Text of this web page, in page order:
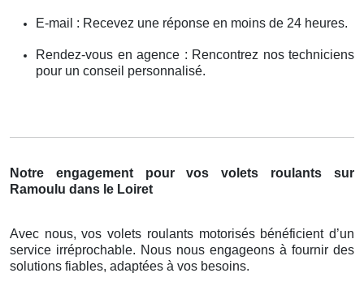
E-mail : Recevez une réponse en moins de 24 heures.
Rendez-vous en agence : Rencontrez nos techniciens
pour un conseil personnalisé.
Notre engagement pour vos volets roulants sur
Ramoulu dans le Loiret
Avec nous, vos volets roulants motorisés bénéficient d’un
service irréprochable. Nous nous engageons à fournir des
solutions fiables, adaptées à vos besoins.